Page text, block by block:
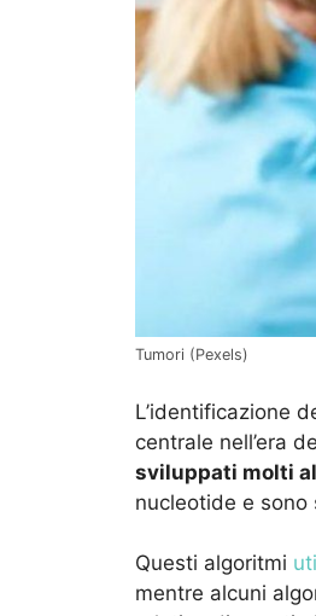
Tumori (Pexels)
L’identificazione
centrale nell’era
sviluppati molti
nucleotide e
Questi algoritmi
mentre alcuni